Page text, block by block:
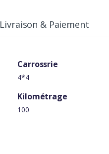
Livraison & Paiement
Carrossrie
4*4
Kilométrage
100